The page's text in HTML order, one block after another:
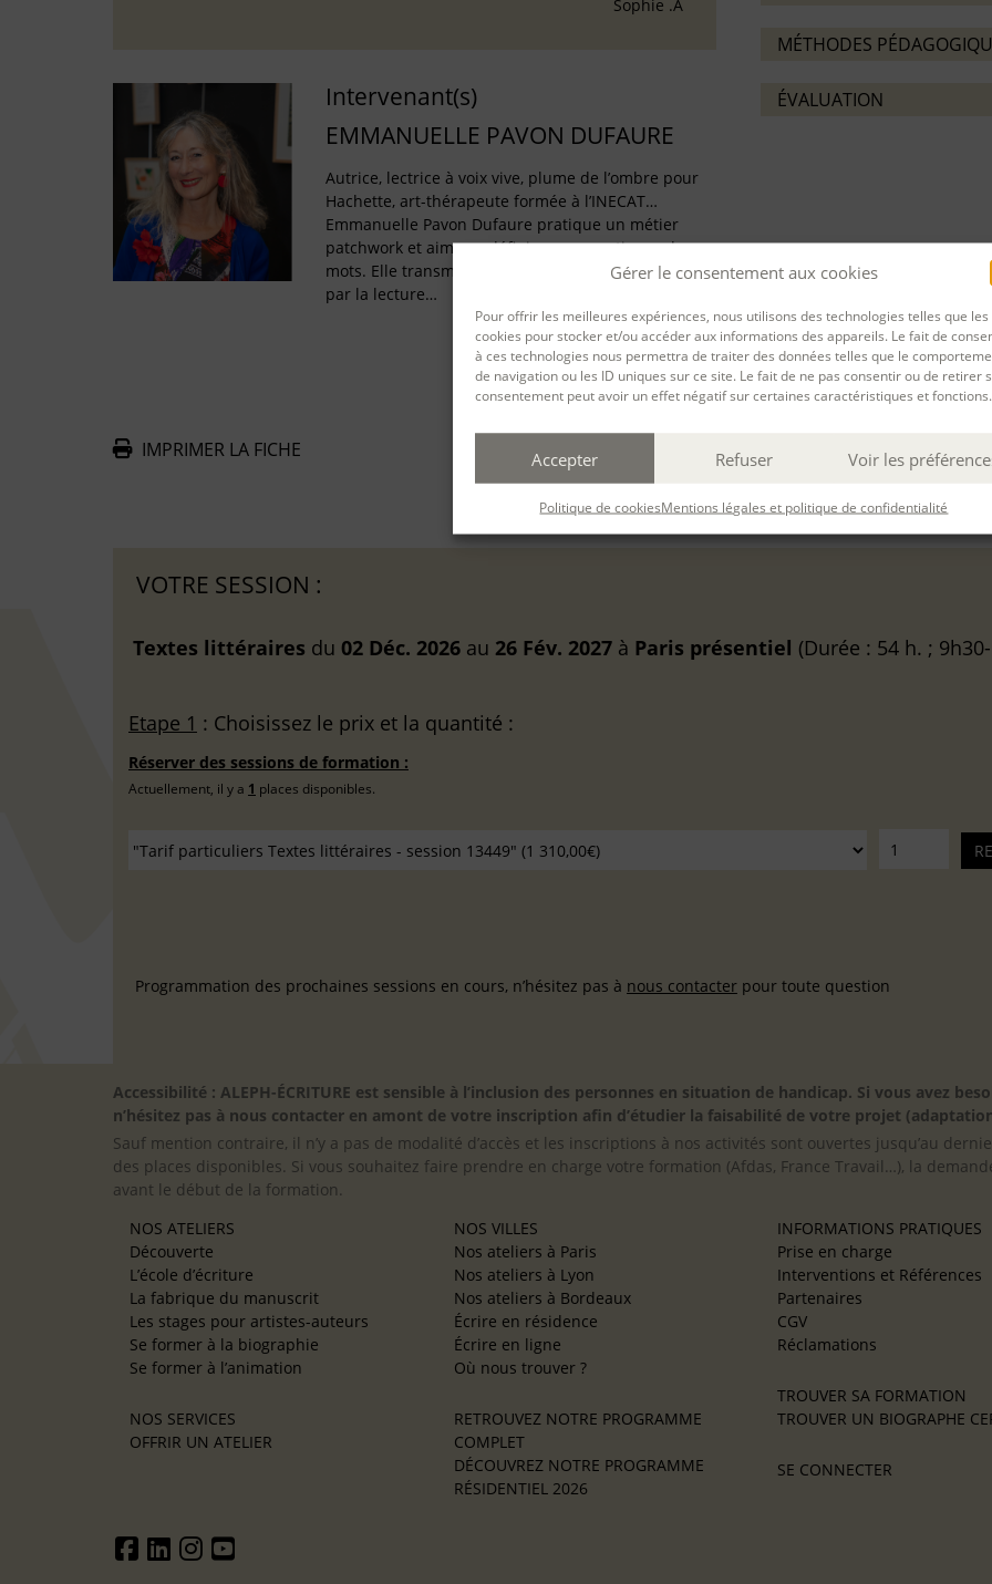
Gérer le consentement aux cookies
Pour offrir les meilleures expériences, nous utilisons des technologies telles que les
cookies pour stocker et/ou accéder aux informations des appareils. Le fait de
à ces technologies nous permettra de traiter des données telles que le
de navigation ou les ID uniques sur ce site. Le fait de ne pas consentir ou de retirer
consentement peut avoir un effet négatif sur certaines caractéristiques et fonctions.
Accepter Refuser Voir les
Politique de cookiesMentions légales et politique de confidentialité
Sophie .A
Intervenant(s)
EMMANUELLE PAVON DUFAURE
Autrice, lectrice à voix vive, plume de l’ombre pour
Hachette, art-thérapeute formée à l’INECAT…
Emmanuelle Pavon Dufaure pratique un métier
patchwork et aime se définir comme artisane de
mots. Elle transmet le souffle et le pouvoir littéraire,
par la lecture…
IMPRIMER LA FICHE
PARTAGER
Dernière mise à jour : 28/11/2025
MÉTHODES
ÉVALUATION
VOTRE SESSION :
Textes littéraires du 02 Déc. 2026 au 26 Fév. 2027 à Paris présentiel (Durée : 54 h. ;
Etape 1 : Choisissez le prix et la quantité :
Réserver des sessions de formation :
Actuellement, il y a 1 places disponibles.
Programmation des prochaines sessions en cours, n’hésitez pas à nous contacter pour toute question
Accessibilité : ALEPH-ÉCRITURE est sensible à l’inclusion des personnes en situation de handicap. Si vous avez
n’hésitez pas à nous contacter en amont de votre inscription afin d’étudier la faisabilité de votre projet
Sauf mention contraire, il n’y a pas de modalité d’accès et les inscriptions à nos activités sont ouvertes jusqu’au
des places disponibles. Si vous souhaitez faire prendre en charge votre formation (Afdas, France Travail…), la
avant le début de la formation.
NOS ATELIERS
Découverte
L’école d’écriture
La fabrique du manuscrit
Les stages pour artistes-auteurs
Se former à la biographie
Se former à l’animation
NOS SERVICES
OFFRIR UN ATELIER
NOS VILLES
Nos ateliers à Paris
Nos ateliers à Lyon
Nos ateliers à Bordeaux
Écrire en résidence
Écrire en ligne
Où nous trouver ?
RETROUVEZ NOTRE PROGRAMME
COMPLET
DÉCOUVREZ NOTRE PROGRAMME
RÉSIDENTIEL 2026
INFORMATIONS PRATIQUES
Prise en charge
Interventions et Références
Partenaires
CGV
Réclamations
TROUVER SA FORMATION
TROUVER UN BIOGRAPHE
SE CONNECTER